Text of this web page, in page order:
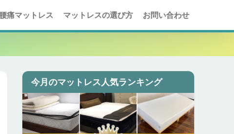
腰痛マットレス マットレスの選び方 お問い合わせ
今月のマットレス人気ランキング